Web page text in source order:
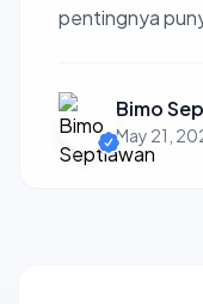
pentingnya
Bimo
May 21,